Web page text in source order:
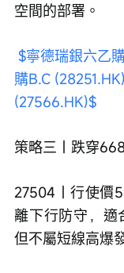
空間的部署。
$寧德瑞銀六乙
購B.C
(27566.HK)$
策略三｜跌穿
27504｜行使價
離下行防守，適
但不屬短線高爆